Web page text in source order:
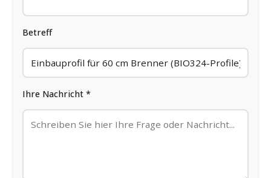
Betreff
Ihre Nachricht *